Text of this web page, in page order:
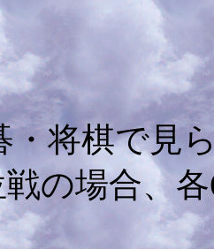
・将棋で見
の場合、